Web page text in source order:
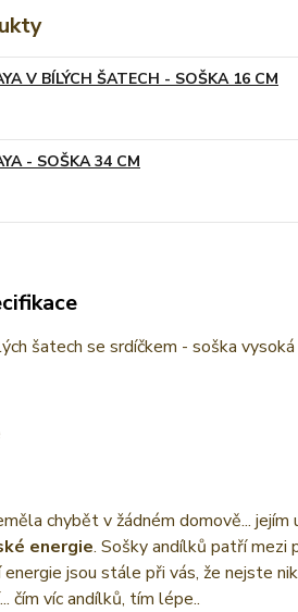
V BÍLÝCH ŠATECH - SOŠKA 16 CM
- SOŠKA 34 CM
šatech se srdíčkem - soška
chybět v žádném domově...
energie. Sošky andílků patří mezi
energie jsou stále při vás, že nejste
... čím víc andílků, tím lépe..